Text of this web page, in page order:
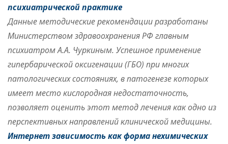
психиатрической практике
Данные методические рекомендации разработаны
Министерством здравоохранения РФ главным
психиатром А.А. Чуркиным. Успешное применение
гипербарической оксигенации (ГБО) при многих
патологических состояниях, в патогенезе которых
имеет место кислородная недостаточность,
позволяет оценить этот метод лечения как одно из
перспективных направлений клинической медицины.
Интернет зависимость как форма нехимических